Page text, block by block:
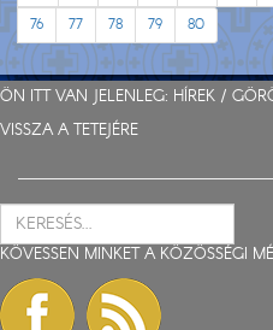
76
77 78 79 80
ÖN ITT VAN JELENLEG: HÍREK /
VISSZA A TETEJÉRE
KÖVESSEN MINKET A KÖZÖSSÉGI